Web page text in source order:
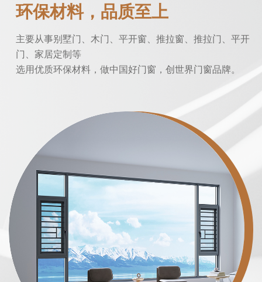
环保材料，品质至上
主要从事别墅门、木门、平开窗、推拉窗、推拉门、平开
门、家居定制等
选用优质环保材料，做中国好门窗，创世界门窗品牌。